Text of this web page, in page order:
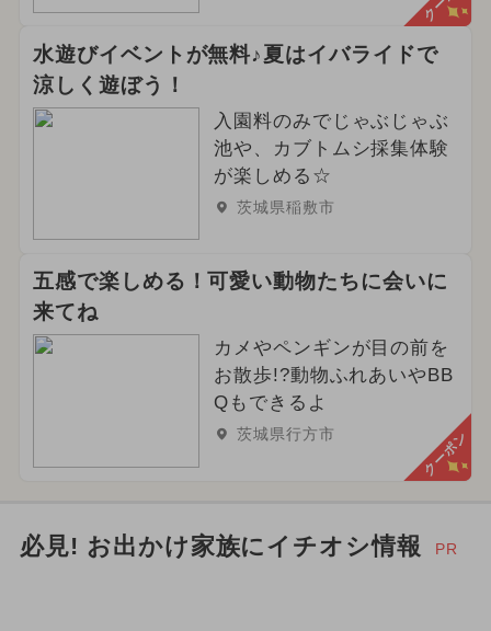
水遊びイベントが無料♪夏はイバライドで
涼しく遊ぼう！
入園料のみでじゃぶじゃぶ
池や、カブトムシ採集体験
が楽しめる☆
茨城県稲敷市
五感で楽しめる！可愛い動物たちに会いに
来てね
カメやペンギンが目の前を
お散歩!?動物ふれあいやBB
Qもできるよ
茨城県行方市 クーポン
必見! お出かけ家族にイチオシ情報 PR